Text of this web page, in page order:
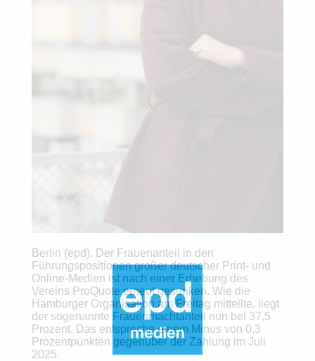
Berlin (epd). Der Frauenanteil in den
Führungspositionen großer deutscher Print- und
Online-Medien ist nach einer Erhebung des
Vereins ProQuote erneut gesunken. Wie die
Hamburger Organisation am Freitag mitteilte, liegt
der sogenannte Frauenmachtanteil nun bei 37,5
Prozent. Das entspreche einem Minus von 0,3
Prozentpunkten gegenüber der Zählung im Juli
2025.